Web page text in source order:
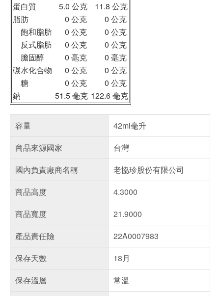
蛋白質
5.0 公克
11.8 公克
脂肪
0 公克
0 公克
飽和脂肪 0 公克
0 公克
反式脂肪 0 公克
0 公克
膽固醇
0 毫克
0 毫克
碳水化合物
0 公克
0 公克
糖
0 公克
0 公克
鈉
51.5 毫克 122.6 毫克
容量
42ml毫升
商品來源國家
台灣
國內負責廠商名稱
老協珍股份有限公司
商品高度
4.3000
商品寬度
21.9000
產品責任險
22A0007983
保存天數
18月
保存溫層
常溫